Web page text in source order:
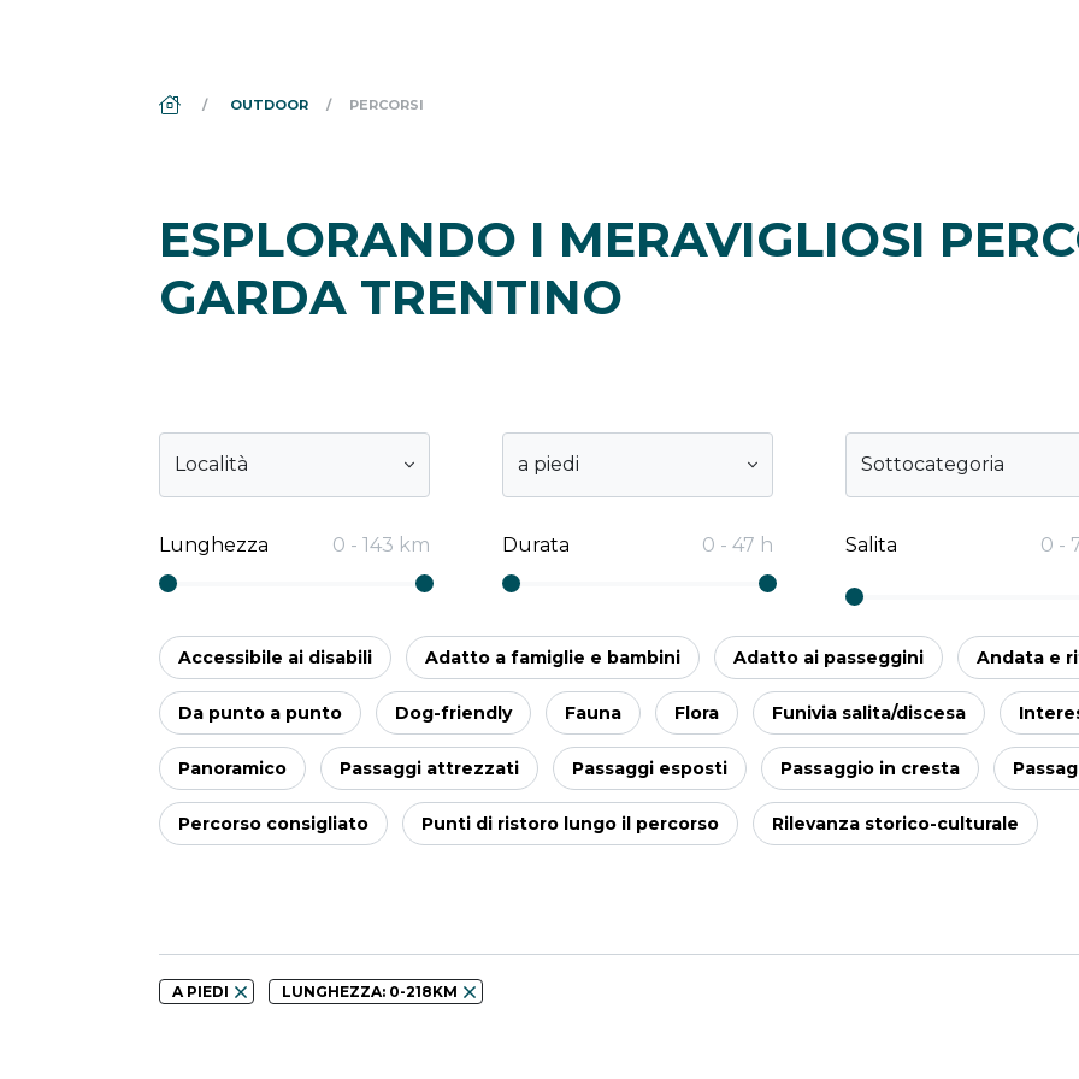
DS_BREADCRUMB.HOME
OUTDOOR PERCORSI
ESPLORANDO I MERAVIGLIOSI
GARDA TRENTINO
Località a piedi Sottocategoria
Lunghezza 0 - 143 km Durata 0 - 47 h Salita 0 -
Accessibile ai disabili Adatto a famiglie e bambini Adatto ai passeggini Andata e
Da punto a punto Dog-friendly Fauna Flora Funivia salita/discesa
Panoramico Passaggi attrezzati Passaggi esposti Passaggio in cresta
Percorso consigliato Punti di ristoro lungo il percorso Rilevanza storico-culturale
A PIEDI LUNGHEZZA: 0-218KM